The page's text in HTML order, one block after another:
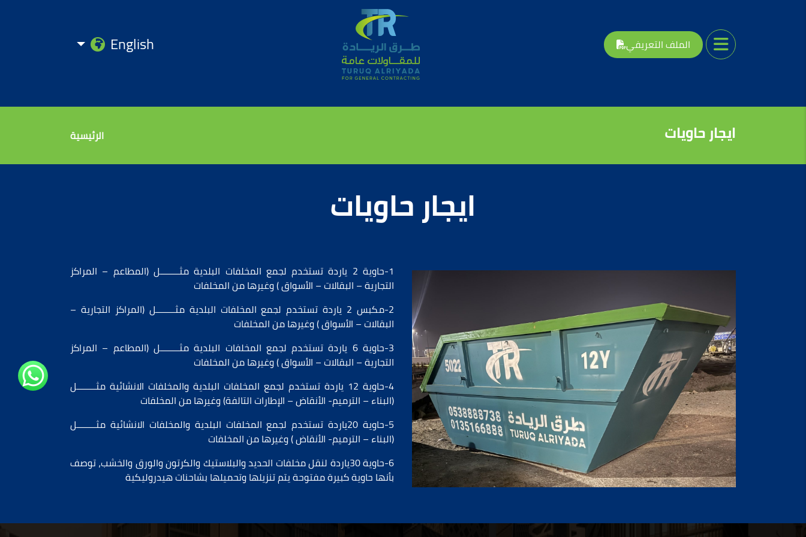
الملف التعريفي English
ايجار حاويات الرئيسية
ايجار حاويات
1-حاوية 2 ياردة تستخدم لجمع المخلفات البلدية مثــــــــل (المطاعم – المراكز
التجارية – البقالات – الأسواق ) وغيرها من المخلفات
2- مكبس 2 ياردة تستخدم لجمع المخلفات البلدية مثــــــــل
(المراكز التجارية –
البقالات – الأسواق ) وغيرها من المخلفات
3-
حاوية 6 ياردة تستخدم لجمع المخلفات البلدية مثــــــــل (المطاعم – المراكز
التجارية – البقالات – الأسواق ) وغيرها من المخلفات
4-
حاوية 12 ياردة تستخدم لجمع المخلفات البلدية والمخلفات الانشائية مثــــــــل
(البناء – الترميم- الأنقاض – الإطارات التالفة) وغيرها من المخلفات
5-
حاوية 20ياردة تستخدم لجمع المخلفات البلدية والمخلفات الانشائية مثــــــــل
(البناء – الترميم- الأنقاض ) وغيرها من المخلفات
6- حاوية 30ياردة
لنقل مخلفات الحديد والبلاستيك والكرتون والورق والخشب، توصف
بأنها حاوية كبيرة مفتوحة يتم تنزيلها وتحميلها بشاحنات هيدروليكية